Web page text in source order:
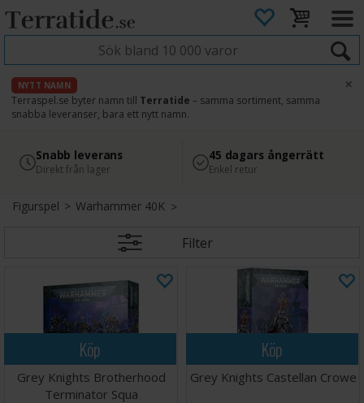
NYTT NAMN
Terraspel.se byter namn till Terratide – samma sortiment, samma
snabba leveranser, bara ett nytt namn.
×
4.8
Läs omdömen på Google
Säker betalning
med Svea
Snabb leverans
Direkt från lager
45 dagars ångerrätt
Enkel retur
Figurspel>Warhammer 40K
Filter
Köp
Grey Knights Brotherhood
Terminator Squa
Köp
Grey Knights Castellan Crowe